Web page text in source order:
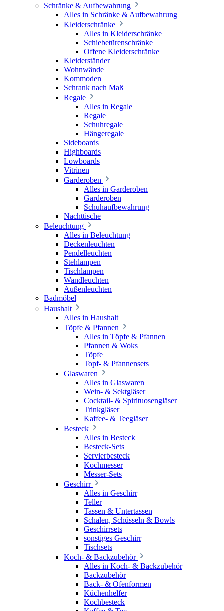
Schränke & Aufbewahrung
Alles in Schränke & Aufbewahrung
Kleiderschränke
Alles in Kleiderschränke
Schiebetürenschränke
Offene Kleiderschränke
Kleiderständer
Wohnwände
Kommoden
Schrank nach Maß
Regale
Alles in Regale
Regale
Schuhregale
Hängeregale
Sideboards
Highboards
Lowboards
Vitrinen
Garderoben
Alles in Garderoben
Garderoben
Schuhaufbewahrung
Nachttische
Beleuchtung
Alles in Beleuchtung
Deckenleuchten
Pendelleuchten
Stehlampen
Tischlampen
Wandleuchten
Außenleuchten
Badmöbel
Haushalt
Alles in Haushalt
Töpfe & Pfannen
Alles in Töpfe & Pfannen
Pfannen & Woks
Töpfe
Topf- & Pfannensets
Glaswaren
Alles in Glaswaren
Wein- & Sektgläser
Cocktail- & Spirituosengläser
Trinkgläser
Kaffee- & Teegläser
Besteck
Alles in Besteck
Besteck-Sets
Servierbesteck
Kochmesser
Messer-Sets
Geschirr
Alles in Geschirr
Teller
Tassen & Untertassen
Schalen, Schüsseln & Bowls
Geschirrsets
sonstiges Geschirr
Tischsets
Koch- & Backzubehör
Alles in Koch- & Backzubehör
Backzubehör
Back- & Ofenformen
Küchenhelfer
Kochbesteck